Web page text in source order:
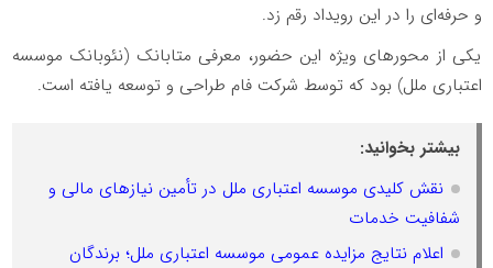
و حرفه‌ای را در این رویداد رقم زد.
یکی از محورهای ویژه این حضور، معرفی متابانک (نئوبانک موسسه
اعتباری ملل) بود که توسط شرکت فام طراحی و توسعه یافته است.
بیشتر بخوانید:
نقش کلیدی موسسه اعتباری ملل در تأمین نیازهای مالی و
شفافیت خدمات
اعلام نتایج مزایده عمومی موسسه اعتباری ملل؛ برندگان